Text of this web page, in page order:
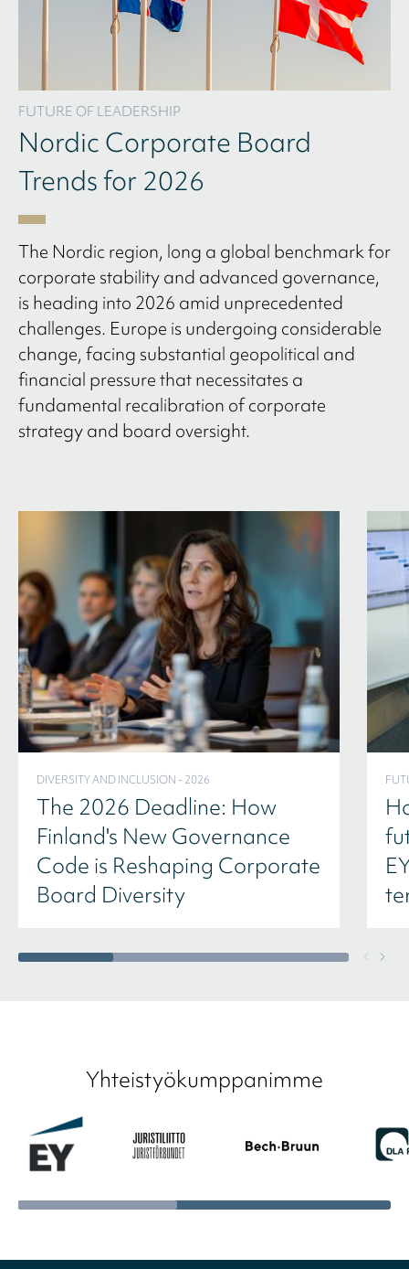
FUTURE OF LEADERSHIP
Nordic Corporate Board
Trends for 2026
The Nordic region, long a global benchmark for
corporate stability and advanced governance,
is heading into 2026 amid unprecedented
challenges. Europe is undergoing considerable
change, facing substantial geopolitical and
financial pressure that necessitates a
fundamental recalibration of corporate
strategy and board oversight.
DIVERSITY AND INCLUSION - 2026
The 2026 Deadline: How
Finland's New Governance
Code is Reshaping Corporate
Board Diversity
Yhteistyökumppanimme